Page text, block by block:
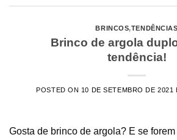
BRINCOS,TENDÊNCIAS
Brinco de argola
tendência!
POSTED ON 10 DE SETEMBRO DE 2021
Gosta de brinco de argola? E se